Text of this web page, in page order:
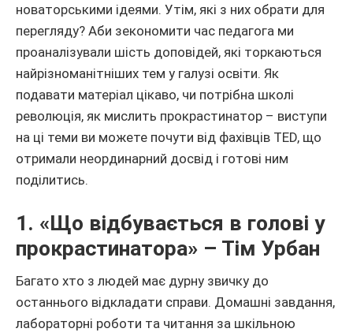
новаторськими ідеями. Утім, які з них обрати для
перегляду? Аби зекономити час педагога ми
проаналізували шість доповідей, які торкаються
найрізноманітніших тем у галузі освіти. Як
подавати матеріал цікаво, чи потрібна школі
революція, як мислить прокрастинатор – виступи
на ці теми ви можете почути від фахівців TED, що
отримали неординарний досвід і готові ним
поділитись.
1. «Що відбувається в голові у
прокрастинатора» – Тім Урбан
Багато хто з людей має дурну звичку до
останнього відкладати справи. Домашні завдання,
лабораторні роботи та читання за шкільною